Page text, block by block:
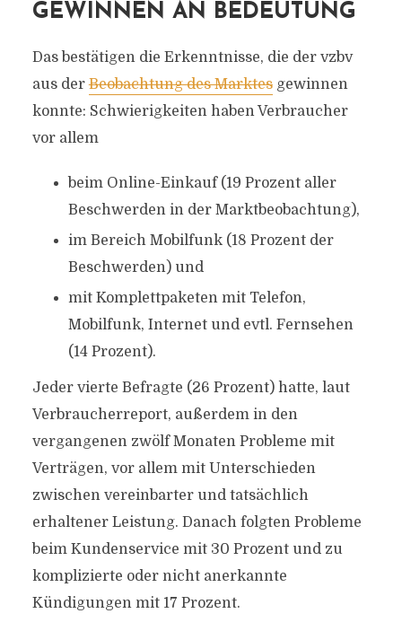
GEWINNEN AN BEDEUTUNG
Das bestätigen die Erkenntnisse, die der vzbv
aus derBeobachtung des Marktesgewinnen
konnte: Schwierigkeiten haben Verbraucher
vor allem
beim Online-Einkauf (19 Prozent aller
Beschwerden in der Marktbeobachtung),
im Bereich Mobilfunk (18 Prozent der
Beschwerden) und
mit Komplettpaketen mit Telefon,
Mobilfunk, Internet und evtl. Fernsehen
(14 Prozent).
Jeder vierte Befragte (26 Prozent) hatte, laut
Verbraucherreport, außerdem in den
vergangenen zwölf Monaten Probleme mit
Verträgen, vor allem mit Unterschieden
zwischen vereinbarter und tatsächlich
erhaltener Leistung. Danach folgten Probleme
beim Kundenservice mit 30 Prozent und zu
komplizierte oder nicht anerkannte
Kündigungen mit 17 Prozent.